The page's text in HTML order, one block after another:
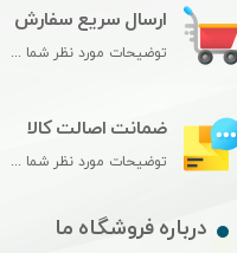
ارسال سریع سفارش
توضیحات مورد نظر شما ...
ضمانت اصالت کالا
توضیحات مورد نظر شما ...
درباره فروشگاه ما